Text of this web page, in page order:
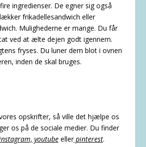
ingredienser. De egner sig også
frikadellesandwich eller
Mulighederne er mange. Du får
ved at ælte dejen godt igennem.
fryses. Du luner dem blot i ovnen
inden de skal bruges.
opskrifter, så ville det hjælpe os
os på de sociale medier. Du finder
, youtubeellerpinterest.